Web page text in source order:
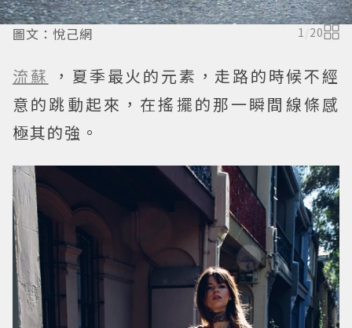
圖文：悅己網 1/20
流蘇
，夏季最火的元素，走路的時候不經
意的跳動起來，在搖擺的那一瞬間線條感
極其的強。